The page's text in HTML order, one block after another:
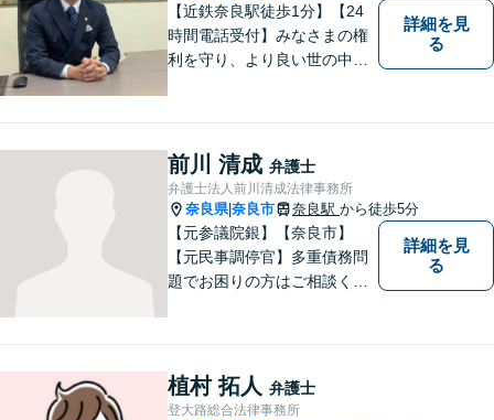
【近鉄奈良駅徒歩1分】【24
時間電話受付】みなさまの権
利を守り、より良い世の中に
ています。法律トラブルでお
悩みごとがありましたら、お
気軽にご相談ください。
詳細を見
る
前川 清成 弁護士
弁護士法人前川清成法律事務所
奈良県|奈良市 奈良駅 から徒歩5分
【元参議院銀】【奈良市】
【元民事調停官】多重債務問
題でお困りの方はご相談くだ
たら、一度ご相談ください。
詳細を見
る
植村 拓人 弁護士
登大路総合法律事務所